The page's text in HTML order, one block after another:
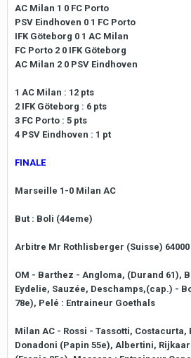
AC Milan 1 0 FC Porto
PSV Eindhoven 0 1 FC Porto
IFK Göteborg 0 1 AC Milan
FC Porto 2 0 IFK Göteborg
AC Milan 2 0 PSV Eindhoven
1 AC Milan : 12 pts
2 IFK Göteborg : 6 pts
3 FC Porto : 5 pts
4 PSV Eindhoven : 1 pt
FINALE
Marseille 1-0 Milan AC
But : Boli (44eme)
Arbitre Mr Rothlisberger (Suisse)
OM - Barthez - Angloma, (Durand 61),
Eydelie, Sauzée, Deschamps,(cap.) -
78e), Pelé : Entraineur Goethals
Milan AC - Rossi - Tassotti,
Donadoni (Papin 55e), Albertini,